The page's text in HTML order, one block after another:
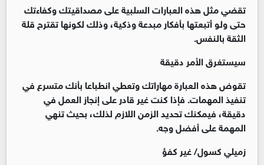
تقضي مثل هذه العبارات السلبية على مصداقيتك وكفاءتك
حتى ولو أتبعتها بأفكار مبدعة وذكية، وذلك لكونها تقترح قلة
الثقة بالنفس.
سيستغرق الأمر دقيقة
تقوض هذه العبارة مهاراتك وتعطي انطباعا بأنك متسرع في
تنفيذ المهمات. فإذا كنت غير قادر على إنجاز العمل في
دقيقة، فيمكنك تحديد الزمن اللازم لذلك، بحيث تنهي
المهمة على أفضل وجه.
زميلي كسول/ غير كفؤ